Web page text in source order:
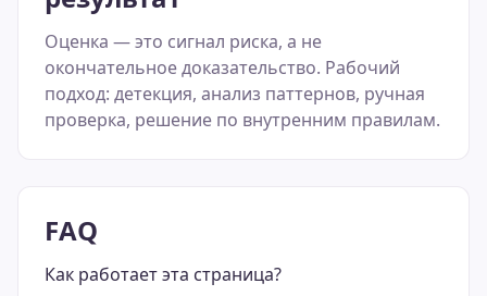
Оценка — это сигнал риска, а не
окончательное доказательство. Рабочий
подход: детекция, анализ паттернов, ручная
проверка, решение по внутренним правилам.
FAQ
Как работает эта страница?